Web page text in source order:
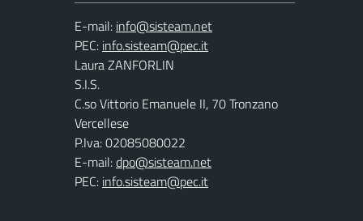
E-mail:
PEC:
Laura ZANFORLIN
S.I.S.
C.so Vittorio Emanuele II, 70 Tronzano
Vercellese
P.Iva: 02085080022
E-mail:dpo@sisteam.net
PEC: info.sisteam@pec.it